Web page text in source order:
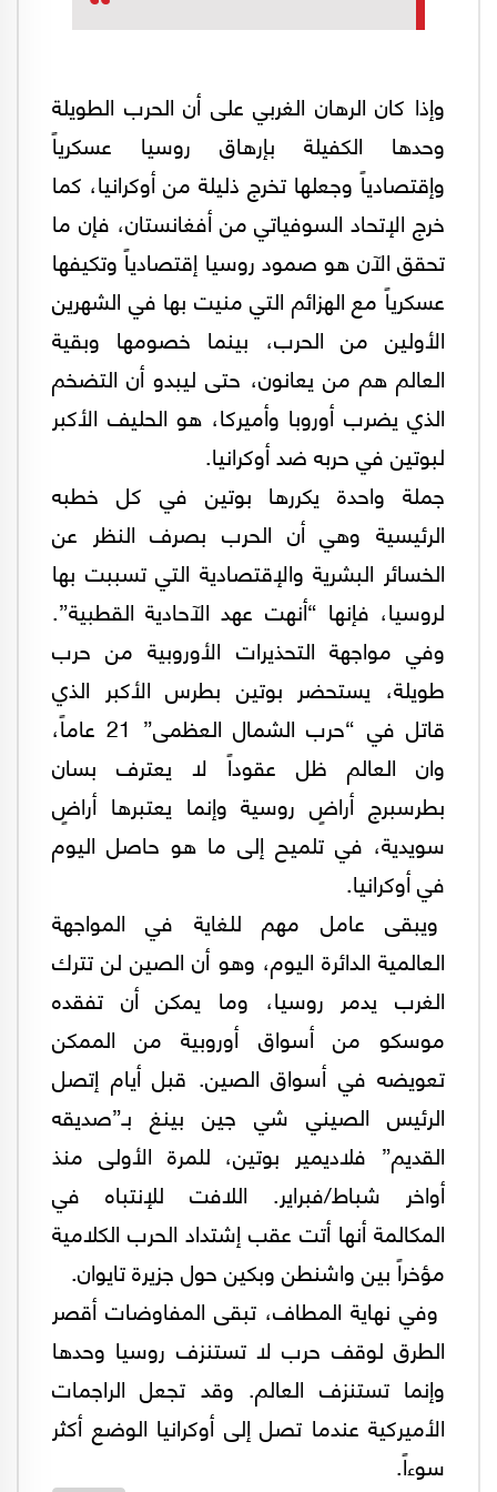
وإذا كان الرهان الغربي على أن الحرب الطويلة
وحدها الكفيلة بإرهاق روسيا عسكرياً
وإقتصادياً وجعلها تخرج ذليلة من أوكرانيا، كما
خرج الإتحاد السوفياتي من أفغانستان، فإن ما
تحقق الآن هو صمود روسيا إقتصادياً وتكيفها
عسكرياً مع الهزائم التي منيت بها في الشهرين
الأولين من الحرب، بينما خصومها وبقية
العالم هم من يعانون، حتى ليبدو أن التضخم
الذي يضرب أوروبا وأميركا، هو الحليف الأكبر
لبوتين في حربه ضد أوكرانيا.
جملة واحدة يكررها بوتين في كل خطبه
الرئيسية وهي أن الحرب بصرف النظر عن
الخسائر البشرية والإقتصادية التي تسببت بها
لروسيا، فإنها “أنهت عهد الآحادية القطبية”.
وفي مواجهة التحذيرات الأوروبية من حرب
طويلة، يستحضر بوتين بطرس الأكبر الذي
قاتل في “حرب الشمال العظمى” 21 عاماً،
وان العالم ظل عقوداً لا يعترف بسان
بطرسبرج أراضٍ روسية وإنما يعتبرها أراضٍ
سويدية، في تلميح إلى ما هو حاصل اليوم
في أوكرانيا.
ويبقى عامل مهم للغاية في المواجهة
العالمية الدائرة اليوم، وهو أن الصين لن تترك
الغرب يدمر روسيا، وما يمكن أن تفقده
موسكو من أسواق أوروبية من الممكن
تعويضه في أسواق الصين. قبل أيام إتصل
الرئيس الصيني شي جين بينغ بـ”صديقه
القديم” فلاديمير بوتين، للمرة الأولى منذ
أواخر شباط/فبراير. اللافت للإنتباه في
المكالمة أنها أتت عقب إشتداد الحرب الكلامية
مؤخراً بين واشنطن وبكين حول جزيرة تايوان.
وفي نهاية المطاف، تبقى المفاوضات أقصر
الطرق لوقف حرب لا تستنزف روسيا وحدها
وإنما تستنزف العالم. وقد تجعل الراجمات
الأميركية عندما تصل إلى أوكرانيا الوضع أكثر
سوءاً.